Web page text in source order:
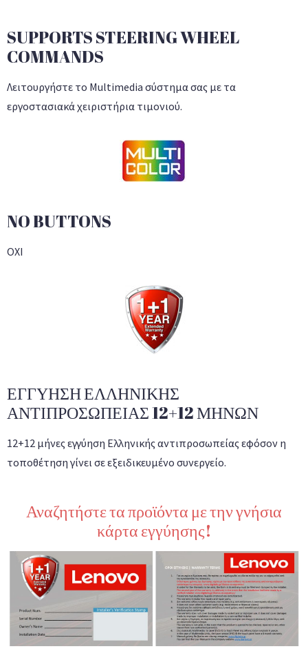
SUPPORTS STEERING WHEEL
COMMANDS
Λειτουργήστε το Multimedia σύστημα σας με τα
εργοστασιακά χειριστήρια τιμονιού.
NO BUTTONS
ΟΧΙ
ΕΓΓΥΗΣΗ ΕΛΛΗΝΙΚΗΣ
ΑΝΤΙΠΡΟΣΩΠΕΙΑΣ 12+12 ΜΗΝΩΝ
12+12 μήνες εγγύηση Ελληνικής αντιπροσωπείας εφόσον η
τοποθέτηση γίνει σε εξειδικευμένο συνεργείο.
Αναζητήστε τα προϊόντα με την γνήσια
κάρτα εγγύησης!